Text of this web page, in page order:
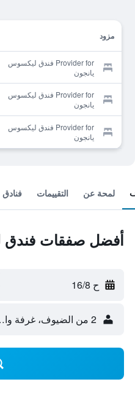
مزود
Provider for فندق ليكسوس
يانجون
Provider for فندق ليكسوس
يانجون
Provider for فندق ليكسوس
يانجون
لمحة عن التقييمات
أفضل صفقات فندق
ح 16/8
2 من الضيوف، غرفة واحدة